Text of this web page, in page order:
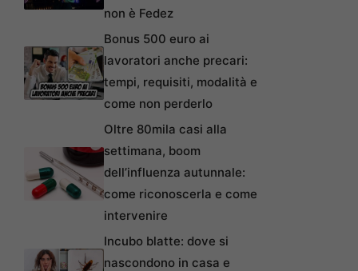
non è Fedez
Bonus 500 euro ai
lavoratori anche precari:
tempi, requisiti, modalità e
come non perderlo
Oltre 80mila casi alla
settimana, boom
dell’influenza autunnale:
come riconoscerla e come
intervenire
Incubo blatte: dove si
nascondono in casa e